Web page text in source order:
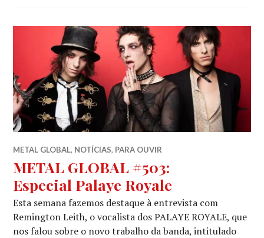
METAL GLOBAL, NOTÍCIAS, PARA OUVIR
METAL GLOBAL #503:
Especial Palaye Royale
Esta semana fazemos destaque à entrevista com
Remington Leith, o vocalista dos PALAYE ROYALE, que
nos falou sobre o novo trabalho da banda, intitulado